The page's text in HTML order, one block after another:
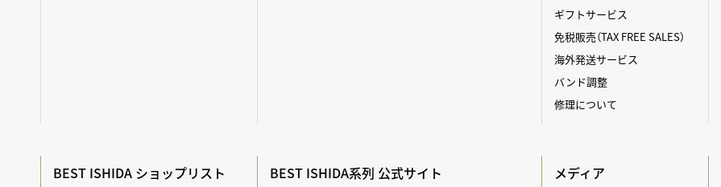
ギフトサービス
免税販売（TAX FREE SALES）
海外発送サービス
バンド調整
修理について
BEST ISHIDA ショップリスト BEST ISHIDA系列 公式サイト メディア